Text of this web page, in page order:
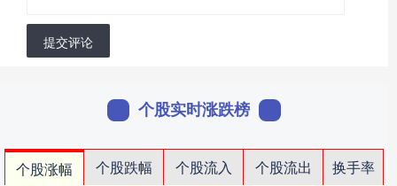
提交评论
个股实时涨跌榜
个股涨幅 个股跌幅 个股流入 个股流出
换手率